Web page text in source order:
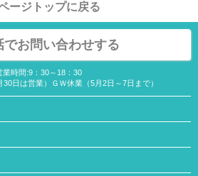
ージトップに戻る
でお問い合わせする
業時間:9：30～18：30
日は営業）ＧＷ休業（5月2日～7日まで）